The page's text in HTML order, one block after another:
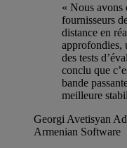
« Nous avons
fournisseurs
distance en
approfondies,
des tests
conclu que
bande
meilleure
Georgi Avetisyan
Armenian Software